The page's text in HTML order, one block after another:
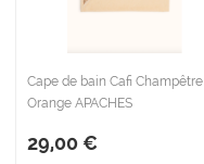
Cape de bain Cafi Champêtre
Orange APACHES
29,00 €